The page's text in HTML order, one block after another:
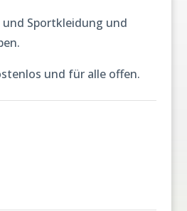
und Sportkleidung und
und für alle offen.